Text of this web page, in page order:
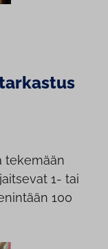
tekemään
1- tai
100